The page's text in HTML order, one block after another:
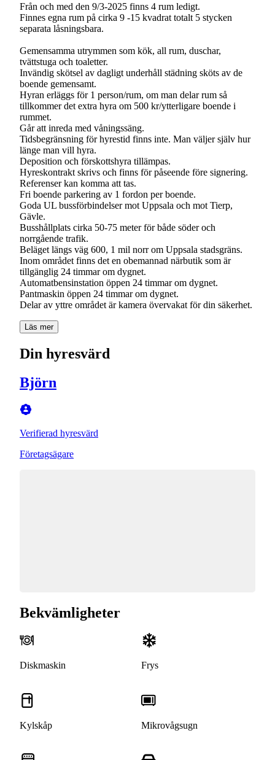
Från och med den 9/3-2025 finns 4 rum ledigt.
Finnes egna rum på cirka 9 -15 kvadrat totalt 5 stycken
separata låsningsbara.
Gemensamma utrymmen som kök, all rum, duschar,
tvättstuga och toaletter.
Invändig skötsel av dagligt underhåll städning sköts av de
boende gemensamt.
Hyran erläggs för 1 person/rum, om man delar rum så
tillkommer det extra hyra om 500 kr/ytterligare boende i
rummet.
Går att inreda med våningssäng.
Tidsbegränsning för hyrestid finns inte. Man väljer själv hur
länge man vill hyra.
Deposition och förskottshyra tillämpas.
Hyreskontrakt skrivs och finns för påseende före signering.
Referenser kan komma att tas.
Fri boende parkering av 1 fordon per boende.
Goda UL bussförbindelser mot Uppsala och mot Tierp,
Gävle.
Busshållplats cirka 50-75 meter för både söder och
norrgående trafik.
Beläget längs väg 600, 1 mil norr om Uppsala stadsgräns.
Inom området finns det en obemannad närbutik som är
tillgänglig 24 timmar om dygnet.
Automatbensinstation öppen 24 timmar om dygnet.
Pantmaskin öppen 24 timmar om dygnet.
Läs mer
Din hyresvärd
Björn
Verifierad hyresvärd
Företagsägare
Bekvämligheter
Diskmaskin Frys
Kylskåp Mikrovågsugn